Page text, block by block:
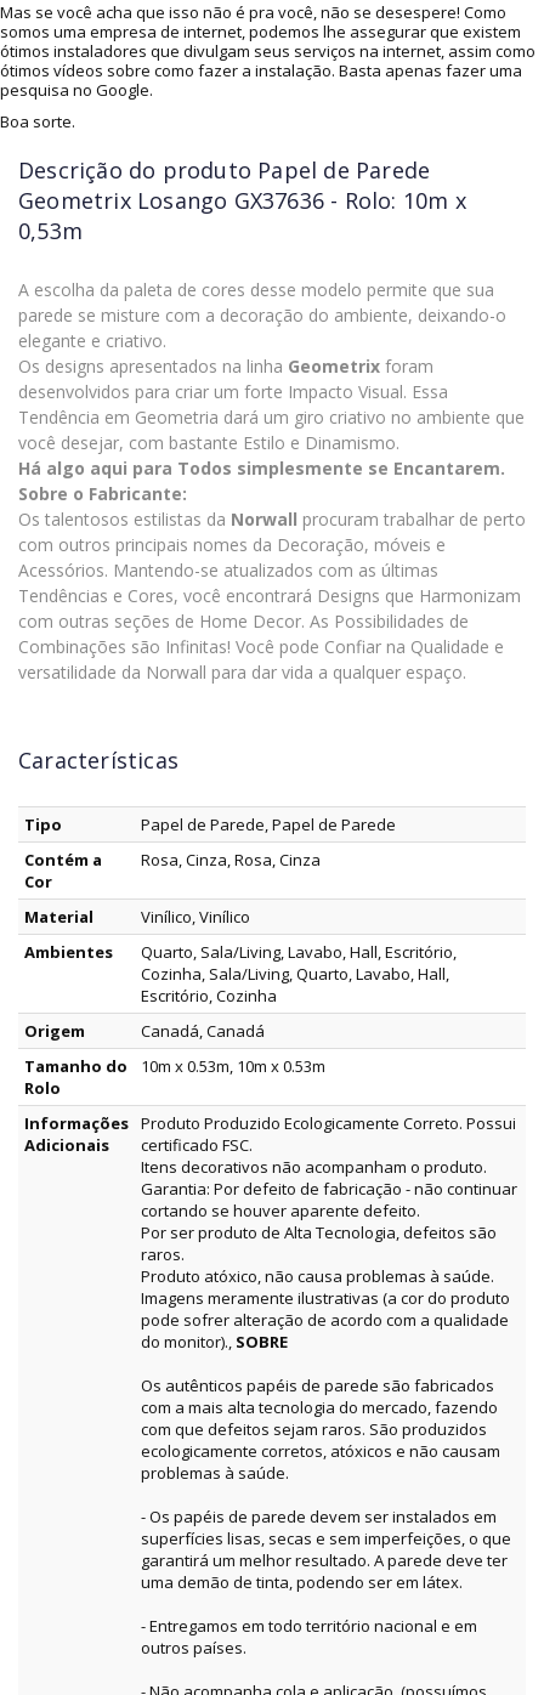
Mas se você acha que isso não é pra você, não se desespere! Como
somos uma empresa de internet, podemos lhe assegurar que existem
ótimos instaladores que divulgam seus serviços na internet, assim como
ótimos vídeos sobre como fazer a instalação. Basta apenas fazer uma
pesquisa no Google.
Boa sorte.
Descrição do produto Papel de Parede
Geometrix Losango GX37636 - Rolo: 10m x
0,53m
A escolha da paleta de cores desse modelo permite que sua
parede se misture com a decoração do ambiente, deixando-o
elegante e criativo.
Os designs apresentados na linha Geometrix foram
desenvolvidos para criar um forte Impacto Visual. Essa
Tendência em Geometria dará um giro criativo no ambiente que
você desejar, com bastante Estilo e Dinamismo.
Há algo aqui para Todos simplesmente se Encantarem.
Sobre o Fabricante:
Os talentosos estilistas da Norwall procuram trabalhar de perto
com outros principais nomes da Decoração, móveis e
Acessórios. Mantendo-se atualizados com as últimas
Tendências e Cores, você encontrará Designs que Harmonizam
com outras seções de Home Decor. As Possibilidades de
Combinações são Infinitas! Você pode Confiar na Qualidade e
versatilidade da Norwall para dar vida a qualquer espaço.
Características
Tipo
Papel de Parede, Papel de Parede
Contém a
Cor
Rosa, Cinza, Rosa, Cinza
Material
Vinílico, Vinílico
Ambientes
Quarto, Sala/Living, Lavabo, Hall, Escritório,
Cozinha, Sala/Living, Quarto, Lavabo, Hall,
Escritório, Cozinha
Origem
Canadá, Canadá
Tamanho do
Rolo
10m x 0.53m, 10m x 0.53m
Informações
Adicionais
Produto Produzido Ecologicamente Correto. Possui
certificado FSC.
Itens decorativos não acompanham o produto.
Garantia: Por defeito de fabricação - não continuar
cortando se houver aparente defeito.
Por ser produto de Alta Tecnologia, defeitos são
raros.
Produto atóxico, não causa problemas à saúde.
Imagens meramente ilustrativas (a cor do produto
pode sofrer alteração de acordo com a qualidade
do monitor)., SOBRE
Os autênticos papéis de parede são fabricados
com a mais alta tecnologia do mercado, fazendo
com que defeitos sejam raros. São produzidos
ecologicamente corretos, atóxicos e não causam
problemas à saúde.
- Os papéis de parede devem ser instalados em
superfícies lisas, secas e sem imperfeições, o que
garantirá um melhor resultado. A parede deve ter
uma demão de tinta, podendo ser em látex.
- Entregamos em todo território nacional e em
outros países.